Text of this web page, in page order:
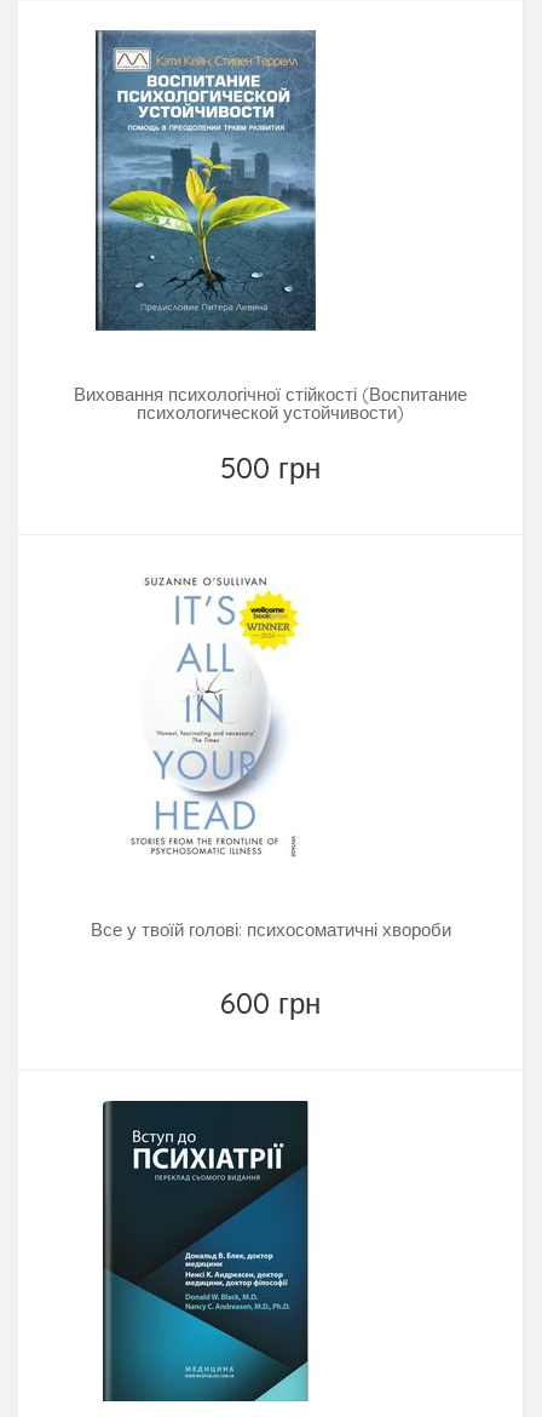
Виховання психологічної стійкості (Воспитание
психологической устойчивости)
500 грн
Все у твоїй голові: психосоматичні хвороби
600 грн